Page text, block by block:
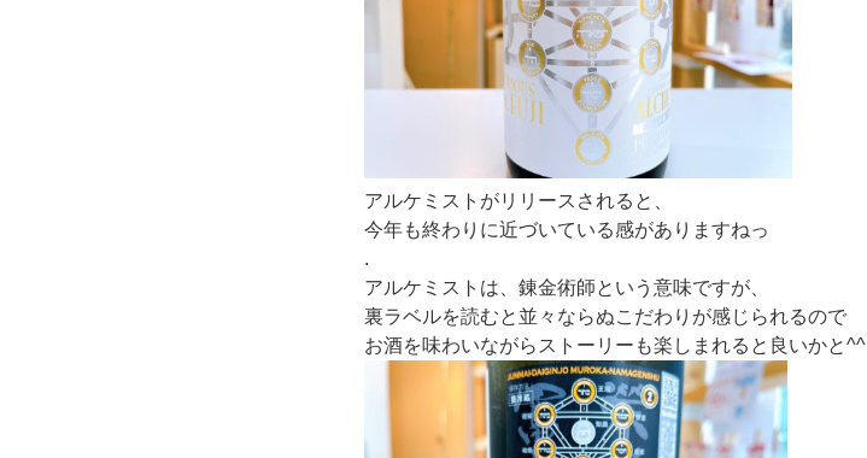
アルケミストがリリースされると、
今年も終わりに近づいている感がありますねっ
.
アルケミストは、錬金術師という意味ですが、
裏ラベルを読むと並々ならぬこだわりが感じられるので
お酒を味わいながらストーリーも楽しまれると良いかと^^